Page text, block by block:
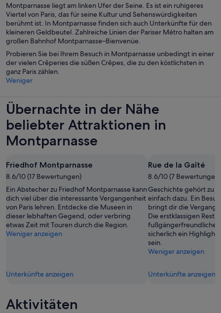
Montparnasse liegt am linken Ufer der Seine. Es ist ein ruhigeres
Viertel von Paris, das für seine Kultur und Sehenswürdigkeiten
berühmt ist. In Montparnasse finden sich auch Unterkünfte für den
kleineren Geldbeutel. Zahlreiche Linien der Pariser Métro halten am
großen Bahnhof Montparnasse–Bienvenüe.
Probieren Sie bei Ihrem Besuch in Montparnasse unbedingt in einer
der vielen Crêperies die süßen Crêpes, die zu den köstlichsten in
ganz Paris zählen.
Weniger
Übernachte in der Nähe
beliebter Attraktionen in
Montparnasse
Friedhof Montparnasse
8.6/10 (17 Bewertungen)
Ein Abstecher zu Friedhof Montparnasse kann
dich viel über die interessante Vergangenheit
von Paris lehren. Entdecke die Museen in
dieser lebhaften Gegend, oder verbring
etwas Zeit mit Touren durch die Region.
Weniger anzeigen
Unterkünfte anzeigen
Rue de la Gaîté
8.6/10 (7 Bewertungen)
Geschichte gehört zu
einfach dazu. Ein
bringt dir die
Die erstklassigen
sicherlich ein Highlight
sein.
Weniger anzeigen
Unterkünfte anzeigen
Aktivitäten